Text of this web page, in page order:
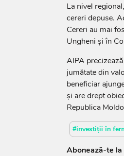
La nivel
cereri depuse.
Cereri au mai
Ungheni și în
AIPA
jumătate din
beneficiar
și are drept
Republica
#investiții în
Abonează-te la